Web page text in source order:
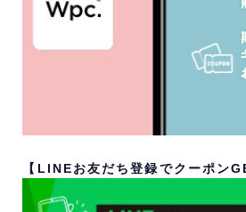
【LINEお友だち登録でクーポン